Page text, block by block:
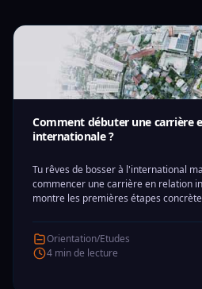
Comment débuter une carrière
internationale ?
Tu rêves de bosser à l'international
commencer une carrière en relation
montre les premières étapes
Orientation/Etudes
4 min de lecture